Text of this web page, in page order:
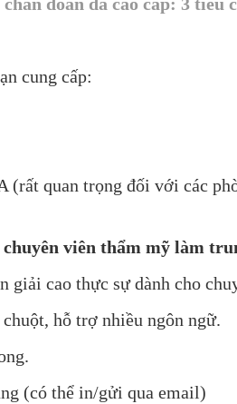
cung cấp:
(rất quan trọng đối với các
viên thẩm mỹ làm
giải cao thực sự dành cho
hỗ trợ nhiều ngôn ngữ.
(có thể in/gửi qua email)